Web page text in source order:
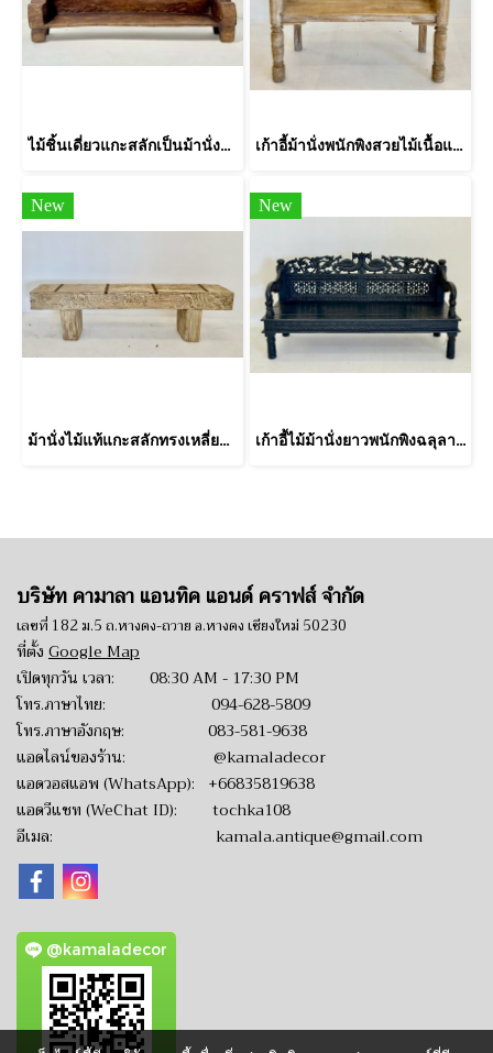
ไม้ชิ้นเดี่ยวแกะสลักเป็นม้านั่งยาวเผ่านากา เก้าอี้ม้านั่งพนักพิงสวยไม้เนื้อแข็งสีอ่อน
New
ม้านั่งไม้แท้แกะสลักทรงเหลี่ยมเรียบง่าย
New
เก้าอี้ไม้ม้านั่งยาวพนักพิงฉลุลายสีดำ
บริษัท คามาลา แอนทิค แอนด์ คราฟส์ จำกัด
เลขที่ 182 ม.5 ถ.หางดง-ถวาย อ.หางดง เชียงใหม่ 50230
ที่ตั้ง Google Map
เปิดทุกวัน เวลา: 08:30 AM - 17:30 PM
โทร.ภาษาไทย: 094-628-5809
โทร.ภาษาอังกฤษ: 083-581-9638
แอดไลน์ของร้าน: @kamaladecor
แอดวอสแอพ (WhatsApp): +66835819638
แอดวีแชท (WeChat ID): tochka108
อีเมล: kamala.antique@gmail.com
@kamaladecor